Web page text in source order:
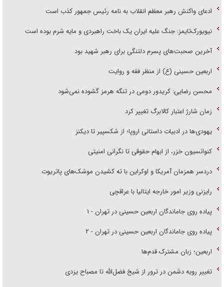
ادعای واکنش رهبر معظم انقلاب به نامه رئیس جمهور کذب است
نیویورک‌تایمز: جنگ علیه ایران یک باخت راهبردی و مایه شرم بوده است
آخرین صحبت‌های پسرم دلتنگی برای رهبر شهید بود
اربعین حسینی (ع) از منظر فقه و روایت
محسن رضایی: کریدور دومی در تنگه هرمز گشوده نمی‌شود
زمان شارژ اعتبار کالابرگ تغییر کرد
یهودی‌ها در ادبیات داستانی اروپا؛ از شکسپیر تا دیکنز
کنوانسیون خزر، از ابهام حقوقی تا نگرانی امنیتی
دردسر همزمان آمریکا و اوکراین با ته کشیدن موشک‌های پاتریوت
رایزنی وزیر امور خارجه ایتالیا با عراقچی
پیاده روی جاماندگان اربعین حسینی در تهران - ۱
پیاده روی جاماندگان اربعین حسینی در تهران - ۲
اربعین؛ زبان مشترک قدم‌ها
تغییر رویه دشمن در ترور از شیخ فضل‌الله تا مصباح یزدی